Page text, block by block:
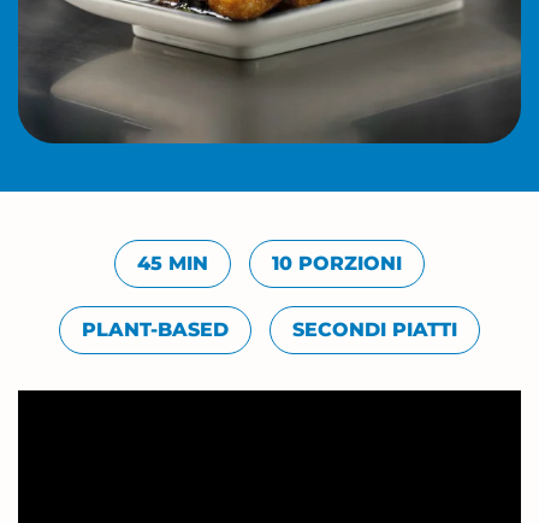
45 MIN 10 PORZIONI
PLANT-BASED SECONDI PIATTI